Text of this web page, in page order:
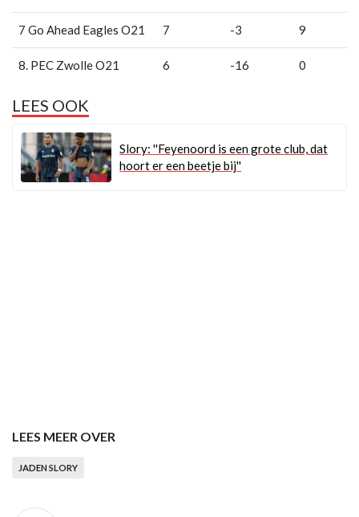
7 Go Ahead Eagles O21 7 -3 9
8. PEC Zwolle O21 6 -16 0
LEES OOK
Slory: ''Feyenoord is een grote club, dat
hoort er een beetje bij''
LEES MEER OVER
JADEN SLORY